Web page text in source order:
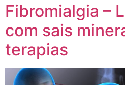
Fibromialgia –
com sais
terapias